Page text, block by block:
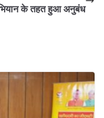
के तहत हुआ अनुबंध